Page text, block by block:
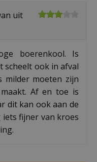
uit
boerenkool. Is
scheelt ook in afval
milder moeten zijn
Af en toe is
dit kan ook aan de
fijner van kroes